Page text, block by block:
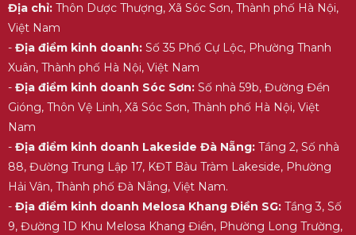
Địa chỉ:Thôn Dược Thượng, Xã Sóc Sơn, Thành phố Hà Nội,
Việt Nam
- Địa điểm kinh doanh:Số 35 Phố Cự Lộc, Phường Thanh
Xuân, Thành phố Hà Nội, Việt Nam
- Địa điểm kinh doanh Sóc Sơn:Số nhà 59b, Đường Đền
Gióng, Thôn Vệ Linh, Xã Sóc Sơn, Thành phố Hà Nội, Việt
Nam
- Địa điểm kinh doanh Lakeside Đà Nẵng:Tầng 2, Số nhà
88, Đường Trung Lập 17, KĐT Bàu Tràm Lakeside, Phường
Hải Vân, Thành phố Đà Nẵng, Việt Nam.
- Địa điểm kinh doanh Melosa Khang Điền SG:Tầng 3, Số
9, Đường 1D Khu Melosa Khang Điền, Phường Long Trường,